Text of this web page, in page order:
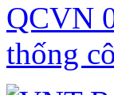
QCVN
thống